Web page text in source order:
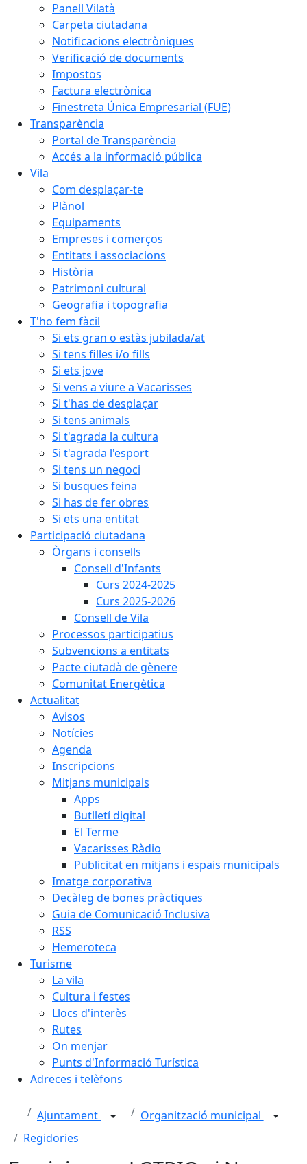
Panell Vilatà
Carpeta ciutadana
Notificacions electròniques
Verificació de documents
Impostos
Factura electrònica
Finestreta Única Empresarial (FUE)
Transparència
Portal de Transparència
Accés a la informació pública
Vila
Com desplaçar-te
Plànol
Equipaments
Empreses i comerços
Entitats i associacions
Història
Patrimoni cultural
Geografia i topografia
T'ho fem fàcil
Si ets gran o estàs jubilada/at
Si tens filles i/o fills
Si ets jove
Si vens a viure a Vacarisses
Si t'has de desplaçar
Si tens animals
Si t'agrada la cultura
Si t'agrada l'esport
Si tens un negoci
Si busques feina
Si has de fer obres
Si ets una entitat
Participació ciutadana
Òrgans i consells
Consell d'Infants
Curs 2024-2025
Curs 2025-2026
Consell de Vila
Processos participatius
Subvencions a entitats
Pacte ciutadà de gènere
Comunitat Energètica
Actualitat
Avisos
Notícies
Agenda
Inscripcions
Mitjans municipals
Apps
Butlletí digital
El Terme
Vacarisses Ràdio
Publicitat en mitjans i espais municipals
Imatge corporativa
Decàleg de bones pràctiques
Guia de Comunicació Inclusiva
RSS
Hemeroteca
Turisme
La vila
Cultura i festes
Llocs d'interès
Rutes
On menjar
Punts d'Informació Turística
Adreces i telèfons
Ajuntament
Organització municipal
Regidories